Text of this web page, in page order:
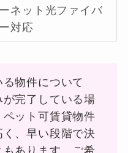
ーネット光ファイバ
ー対応
物件について
完了している場
ット可賃貸物件
、早い段階で決